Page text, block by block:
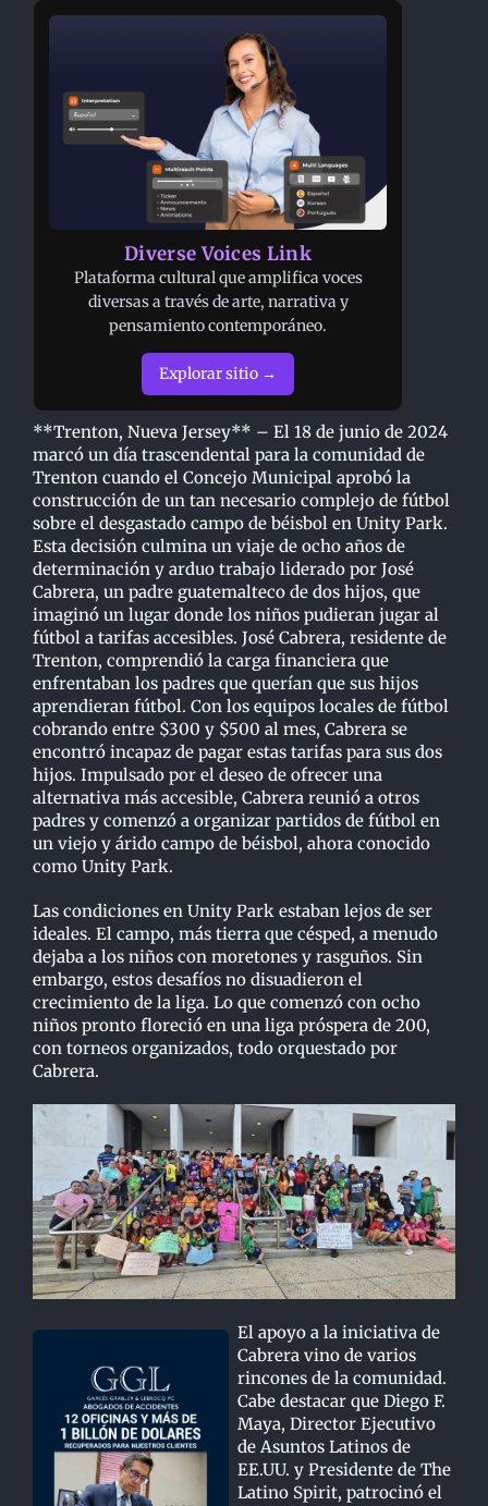
Diverse Voices Link
Plataforma cultural que amplifica voces
diversas a través de arte, narrativa y
pensamiento contemporáneo.
Explorar sitio →
**Trenton, Nueva Jersey** – El 18 de junio de 2024
marcó un día trascendental para la comunidad de
Trenton cuando el Concejo Municipal aprobó la
construcción de un tan necesario complejo de fútbol
sobre el desgastado campo de béisbol en Unity Park.
Esta decisión culmina un viaje de ocho años de
determinación y arduo trabajo liderado por José
Cabrera, un padre guatemalteco de dos hijos, que
imaginó un lugar donde los niños pudieran jugar al
fútbol a tarifas accesibles. José Cabrera, residente de
Trenton, comprendió la carga financiera que
enfrentaban los padres que querían que sus hijos
aprendieran fútbol. Con los equipos locales de fútbol
cobrando entre $300 y $500 al mes, Cabrera se
encontró incapaz de pagar estas tarifas para sus dos
hijos. Impulsado por el deseo de ofrecer una
alternativa más accesible, Cabrera reunió a otros
padres y comenzó a organizar partidos de fútbol en
un viejo y árido campo de béisbol, ahora conocido
como Unity Park.
Las condiciones en Unity Park estaban lejos de ser
ideales. El campo, más tierra que césped, a menudo
dejaba a los niños con moretones y rasguños. Sin
embargo, estos desafíos no disuadieron el
crecimiento de la liga. Lo que comenzó con ocho
niños pronto floreció en una liga próspera de 200,
con torneos organizados, todo orquestado por
Cabrera.
El apoyo a la iniciativa de
Cabrera vino de varios
rincones de la comunidad.
Cabe destacar que Diego F.
Maya, Director Ejecutivo
de Asuntos Latinos de
EE.UU. y Presidente de The
Latino Spirit, patrocinó el